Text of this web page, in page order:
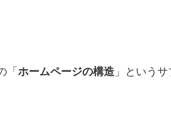
「ホームページの構造 」という